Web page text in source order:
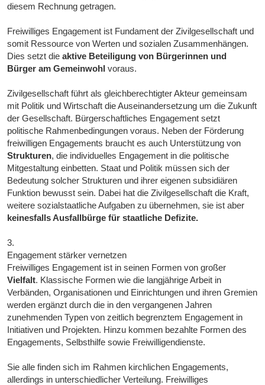
diesem Rechnung getragen.
Freiwilliges Engagement ist Fundament der Zivilgesellschaft und
somit Ressource von Werten und sozialen Zusammenhängen.
Dies setzt dieaktive Beteiligung von Bürgerinnen und
Bürger am Gemeinwohl voraus.
Zivilgesellschaft führt als gleichberechtigter Akteur gemeinsam
mit Politik und Wirtschaft die Auseinandersetzung um die Zukunft
der Gesellschaft. Bürgerschaftliches Engagement setzt
politische Rahmenbedingungen voraus. Neben der Förderung
freiwilligen Engagements braucht es auch Unterstützung von
Strukturen, die individuelles Engagement in die politische
Mitgestaltung einbetten. Staat und Politik müssen sich der
Bedeutung solcher Strukturen und ihrer eigenen subsidiären
Funktion bewusst sein. Dabei hat die Zivilgesellschaft die Kraft,
weitere sozialstaatliche Aufgaben zu übernehmen, sie ist aber
keinesfalls Ausfallbürge für staatliche Defizite.
3.
Engagement stärker vernetzen
Freiwilliges Engagement ist in seinen Formen von großer
Vielfalt. Klassische Formen wie die langjährige Arbeit in
Verbänden, Organisationen und Einrichtungen und ihren Gremien
werden ergänzt durch die in den vergangenen Jahren
zunehmenden Typen von zeitlich begrenztem Engagement in
Initiativen und Projekten. Hinzu kommen bezahlte Formen des
Engagements, Selbsthilfe sowie Freiwilligendienste.
Sie alle finden sich im Rahmen kirchlichen Engagements,
allerdings in unterschiedlicher Verteilung. Freiwilliges